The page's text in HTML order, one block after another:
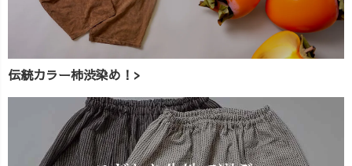
伝統カラー柿渋染め！>